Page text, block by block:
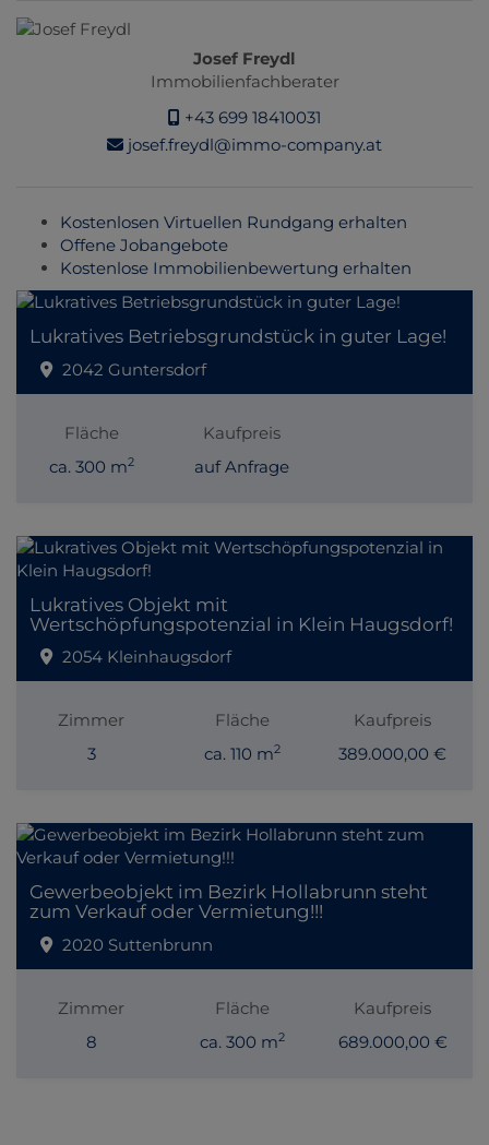
Josef Freydl
Immobilienfachberater
+43 699 18410031
josef.freydl@immo-company.at
Kostenlosen Virtuellen Rundgang erhalten
Offene Jobangebote
Kostenlose Immobilienbewertung erhalten
Lukratives Betriebsgrundstück in guter Lage!
2042 Guntersdorf
Fläche
ca. 300 m2
Kaufpreis
auf Anfrage
Lukratives Objekt mit
Wertschöpfungspotenzial in Klein Haugsdorf!
2054 Kleinhaugsdorf
Zimmer
3
Fläche
ca. 110 m2
Kaufpreis
389.000,00 €
Gewerbeobjekt im Bezirk Hollabrunn steht
zum Verkauf oder Vermietung!!!
2020 Suttenbrunn
Zimmer
8
Fläche
ca. 300 m2
Kaufpreis
689.000,00 €